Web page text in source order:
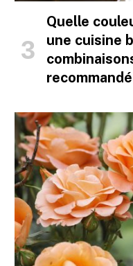
Quelle
une cuisine